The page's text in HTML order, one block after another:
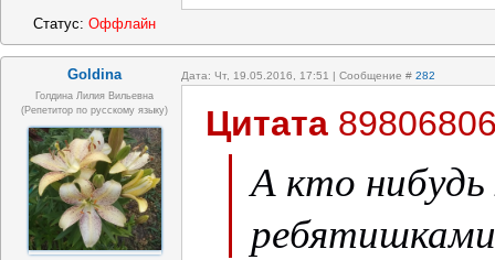
Статус: Оффлайн
Goldina Дата: Чт, 19.05.2016, 17:51 | Сообщение # 282
Голдина Лилия Вильевна
(репетитор по русскому языку)
Цитата
А кто